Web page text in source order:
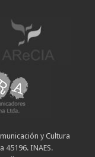
y Cultura
45196. INAES.